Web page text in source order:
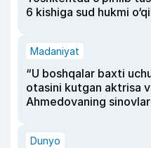
6 kishiga sud hukmi
Madaniyat
“U boshqalar baxti
otasini kutgan aktrisa
Ahmedovaning
Dunyo